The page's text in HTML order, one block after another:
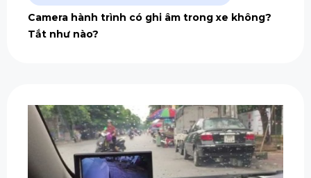
Camera hành trình có ghi âm trong xe không?
Tắt như nào?